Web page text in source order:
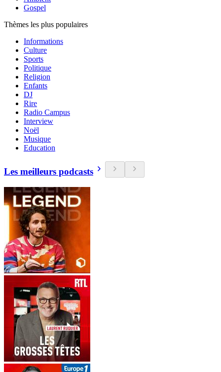
Gospel
Thèmes les plus populaires
Informations
Culture
Sports
Politique
Religion
Enfants
DJ
Rire
Radio Campus
Interview
Noël
Musique
Education
Les meilleurs podcasts